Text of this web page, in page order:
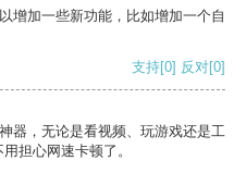
增加一些新功能，比如增加一个自
支持[0] 反对[0]
器，无论是看视频、玩游戏还是工
担心网速卡顿了。